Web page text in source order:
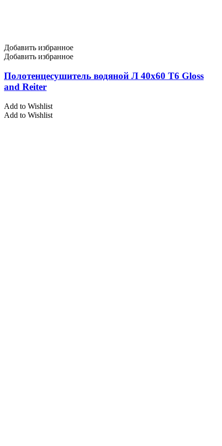
Добавить избранное
Добавить избранное
Полотенцесушитель водяной Л 40х60 Т6 Gloss
and Reiter
Add to Wishlist
Add to Wishlist